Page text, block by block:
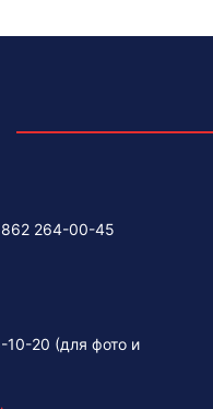
862 264-00-45
10-20 (для фото и